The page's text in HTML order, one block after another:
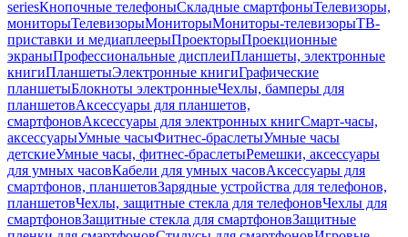
seriesКнопочные телефоныСкладные смартфоныТелевизоры,
мониторыТелевизорыМониторыМониторы-телевизорыТВ-
приставки и медиаплеерыПроекторыПроекционные
экраныПрофессиональные дисплеиПланшеты, электронные
книгиПланшетыЭлектронные книгиГрафические
планшетыБлокноты электронныеЧехлы, бамперы для
планшетовАксессуары для планшетов,
смартфоновАксессуары для электронных книгСмарт-часы,
аксессуарыУмные часыФитнес-браслетыУмные часы
детскиеУмные часы, фитнес-браслетыРемешки, аксессуары
для умных часовКабели для умных часовАксессуары для
смартфонов, планшетовЗарядные устройства для телефонов,
планшетовЧехлы, защитные стекла для телефоновЧехлы для
смартфоновЗащитные стекла для смартфоновЗащитные